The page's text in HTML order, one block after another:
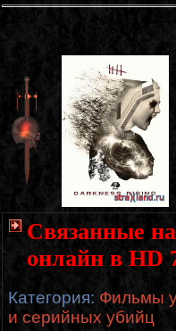
Связанные
онлайн в HD
Категория: Фильмы
и серийных убийц